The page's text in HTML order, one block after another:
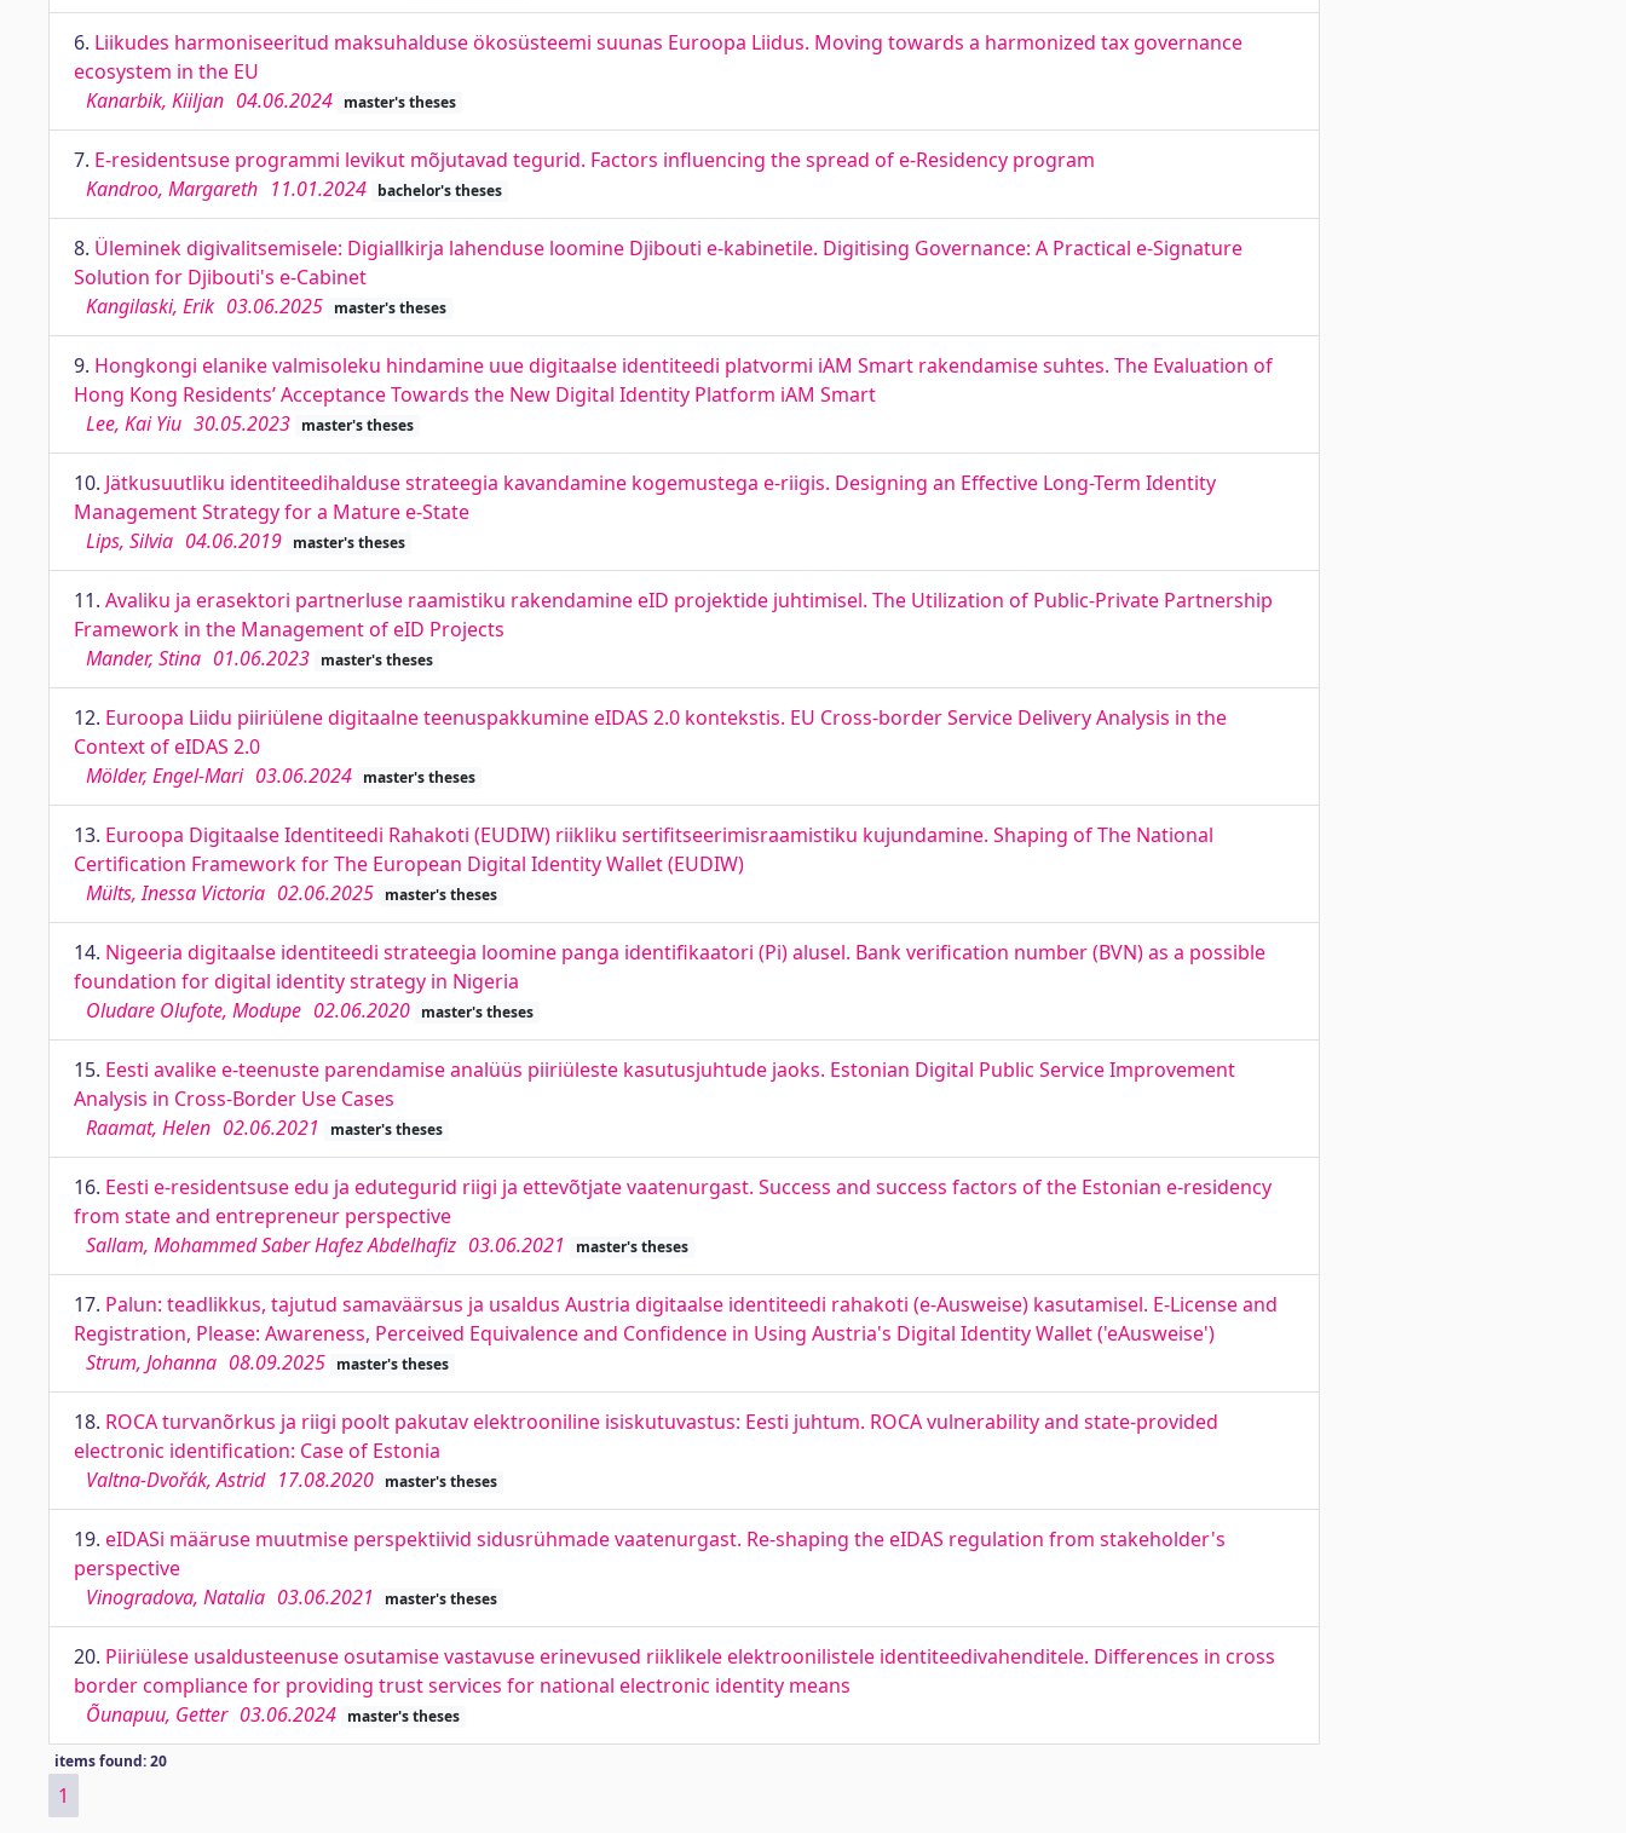
6. Liikudes harmoniseeritud maksuhalduse ökosüsteemi suunas Euroopa Liidus. Moving towards a harmonized tax governance
ecosystem in the EU
Kanarbik, Kiiljan 04.06.2024 master's theses
7. E-residentsuse programmi levikut mõjutavad tegurid. Factors influencing the spread of e-Residency program
Kandroo, Margareth 11.01.2024 bachelor's theses
8. Üleminek digivalitsemisele: Digiallkirja lahenduse loomine Djibouti e-kabinetile. Digitising Governance: A Practical e-Signature
Solution for Djibouti's e-Cabinet
Kangilaski, Erik 03.06.2025 master's theses
9. Hongkongi elanike valmisoleku hindamine uue digitaalse identiteedi platvormi iAM Smart rakendamise suhtes. The Evaluation of
Hong Kong Residents’ Acceptance Towards the New Digital Identity Platform iAM Smart
Lee, Kai Yiu 30.05.2023 master's theses
10. Jätkusuutliku identiteedihalduse strateegia kavandamine kogemustega e-riigis. Designing an Effective Long-Term Identity
Management Strategy for a Mature e-State
Lips, Silvia 04.06.2019 master's theses
11. Avaliku ja erasektori partnerluse raamistiku rakendamine eID projektide juhtimisel. The Utilization of Public-Private Partnership
Framework in the Management of eID Projects
Mander, Stina 01.06.2023 master's theses
12. Euroopa Liidu piiriülene digitaalne teenuspakkumine eIDAS 2.0 kontekstis. EU Cross-border Service Delivery Analysis in the
Context of eIDAS 2.0
Mölder, Engel-Mari 03.06.2024 master's theses
13. Euroopa Digitaalse Identiteedi Rahakoti (EUDIW) riikliku sertifitseerimisraamistiku kujundamine. Shaping of The National
Certification Framework for The European Digital Identity Wallet (EUDIW)
Mülts, Inessa Victoria 02.06.2025 master's theses
14. Nigeeria digitaalse identiteedi strateegia loomine panga identifikaatori (Pi) alusel. Bank verification number (BVN) as a possible
foundation for digital identity strategy in Nigeria
Oludare Olufote, Modupe 02.06.2020 master's theses
15. Eesti avalike e-teenuste parendamise analüüs piiriüleste kasutusjuhtude jaoks. Estonian Digital Public Service Improvement
Analysis in Cross-Border Use Cases
Raamat, Helen 02.06.2021 master's theses
16. Eesti e-residentsuse edu ja edutegurid riigi ja ettevõtjate vaatenurgast. Success and success factors of the Estonian e-residency
from state and entrepreneur perspective
Sallam, Mohammed Saber Hafez Abdelhafiz 03.06.2021 master's theses
17. Palun: teadlikkus, tajutud samaväärsus ja usaldus Austria digitaalse identiteedi rahakoti (e-Ausweise) kasutamisel. E-License and
Registration, Please: Awareness, Perceived Equivalence and Confidence in Using Austria's Digital Identity Wallet ('eAusweise')
Strum, Johanna 08.09.2025 master's theses
18. ROCA turvanõrkus ja riigi poolt pakutav elektrooniline isiskutuvastus: Eesti juhtum. ROCA vulnerability and state-provided
electronic identification: Case of Estonia
Valtna-Dvořák, Astrid 17.08.2020 master's theses
19. eIDASi määruse muutmise perspektiivid sidusrühmade vaatenurgast. Re-shaping the eIDAS regulation from stakeholder's
perspective
Vinogradova, Natalia 03.06.2021 master's theses
20. Piiriülese usaldusteenuse osutamise vastavuse erinevused riiklikele elektroonilistele identiteedivahenditele. Differences in cross
border compliance for providing trust services for national electronic identity means
Õunapuu, Getter 03.06.2024 master's theses
items found: 20
1